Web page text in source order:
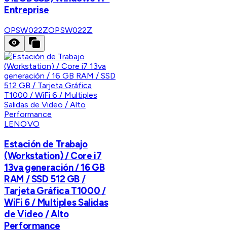
Entreprise
OPSW022ZOPSW022Z
LENOVO
Estación de Trabajo
(Workstation) / Core i7
13va generación / 16 GB
RAM / SSD 512 GB /
Tarjeta Gráfica T1000 /
WiFi 6 / Multiples Salidas
de Video / Alto
Performance